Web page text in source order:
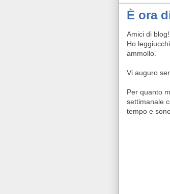
È ora
Amici di
Ho
ammollo.
Vi auguro
Per quanto
settimanale
tempo e